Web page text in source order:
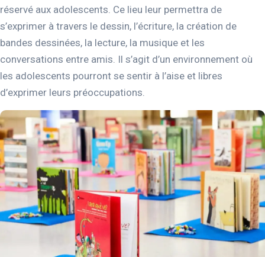
réservé aux adolescents. Ce lieu leur permettra de
s’exprimer à travers le dessin, l’écriture, la création de
bandes dessinées, la lecture, la musique et les
conversations entre amis. Il s’agit d’un environnement où
les adolescents pourront se sentir à l’aise et libres
d’exprimer leurs préoccupations.